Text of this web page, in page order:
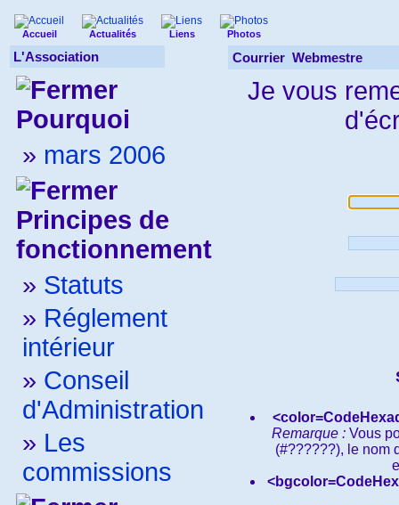
Accueil Actualités Liens Photos
L'Association
Pourquoi
» mars 2006
Principes de
fonctionnement
» Statuts
» Réglement
intérieur
» Conseil
d'Administration
» Les
commissions
Courrier Webmestre
Je vous
<color=
Remarque :Vous
(#??????), le nom
<bgcolor=